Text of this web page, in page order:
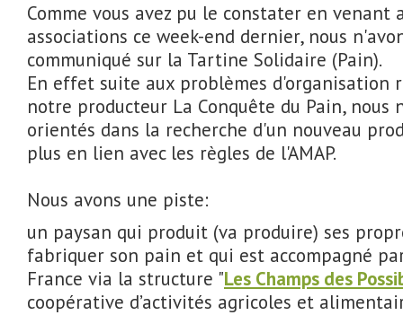
Comme vous avez pu le constater en venant
associations ce week-end dernier, nous
communiqué sur la Tartine Solidaire (Pain).
En effet suite aux problèmes d'organisation
notre producteur La Conquête du Pain, nous
orientés dans la recherche d'un nouveau
plus en lien avec les règles de l'AMAP.
Nous avons une piste:
un paysan qui produit (va produire) ses
fabriquer son pain et qui est accompagné
France via la structure "Les Champs des
coopérative d’activités agricoles et